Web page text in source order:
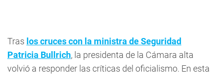
Tras los cruces con la ministra de Seguridad
Patricia Bullrich, la presidenta de la Cámara alta
volvió a responder las críticas del oficialismo. En esta